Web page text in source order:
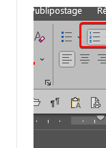
t
i
o
n